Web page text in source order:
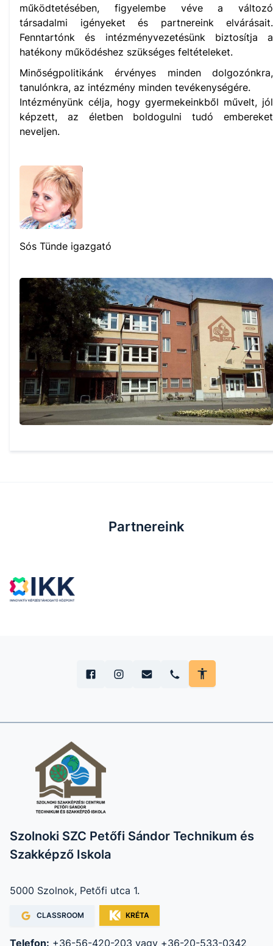
működtetésében, figyelembe véve a változó
társadalmi igényeket és partnereink elvárásait.
Fenntartónk és intézményvezetésünk biztosítja a
hatékony működéshez szükséges feltételeket.
Minőségpolitikánk érvényes minden dolgozónkra,
tanulónkra, az intézmény minden tevékenységére.
Intézményünk célja, hogy gyermekeinkből művelt, jól
képzett, az életben boldogulni tudó embereket
neveljen.
Sós Tünde igazgató
Partnereink
Szolnoki SZC Petőfi Sándor Technikum és
Szakképző Iskola
5000 Szolnok, Petőfi utca 1.
CLASSROOM KRÉTA
Telefon: +36-56-420-203 vagy +36-20-533-0342